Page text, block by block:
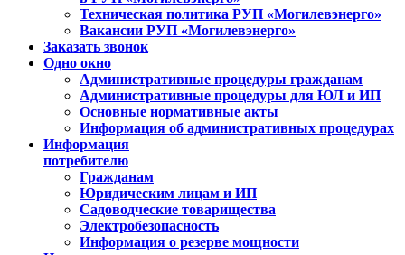
Техническая политика РУП «Могилевэнерго»
Вакансии РУП «Могилевэнерго»
Заказать звонок
Одно окно
Административные процедуры гражданам
Административные процедуры для ЮЛ и ИП
Основные нормативные акты
Информация об административных процедурах
Информация
потребителю
Гражданам
Юридическим лицам и ИП
Садоводческие товарищества
Электробезопасность
Информация о резерве мощности